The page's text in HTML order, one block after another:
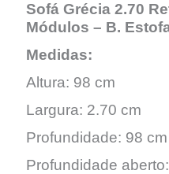
Sofá Grécia 2.70
Módulos – B.
Medidas:
Altura: 98 cm
Largura: 2.70 cm
Profundidade: 98 cm
Profundidade